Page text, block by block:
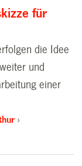
für
die Idee
und
einer